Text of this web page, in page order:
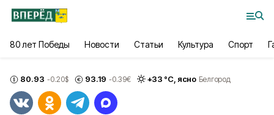
80 лет Победы Новости Статьи Культура Спорт
80.93 -0.20$ 93.19 -0.39€ +33 °С, ясно Белгород